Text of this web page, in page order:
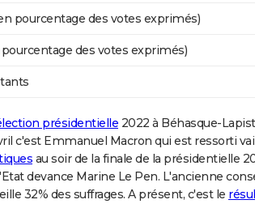
pourcentage des votes exprimés)
des votes exprimés)
présidentielle 2022 à Béhasque-
c'est Emmanuel Macron qui est ressorti
au soir de la finale de la présidentielle
devance Marine Le Pen. L'ancienne
32% des suffrages. A présent, c'est le